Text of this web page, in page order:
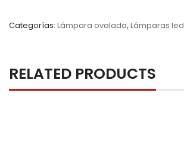
Categorías: Lámpara ovalada, Lámparas led
RELATED PRODUCTS